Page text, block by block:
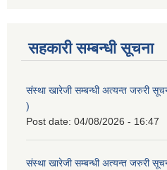
सहकारी सम्बन्धी सूचना
संस्था खारेजी सम्बन्धी अत्यन्त जरुरी
)
Post date: 04/08/2026 - 16:47
संस्था खारेजी सम्बन्धी अत्यन्त जरुरी